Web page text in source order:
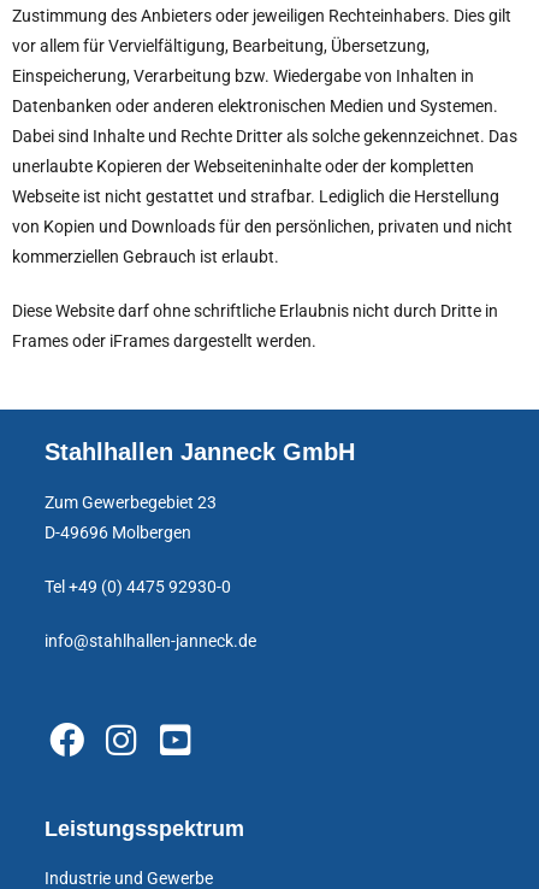
Zustimmung des Anbieters oder jeweiligen Rechteinhabers. Dies gilt
vor allem für Vervielfältigung, Bearbeitung, Übersetzung,
Einspeicherung, Verarbeitung bzw. Wiedergabe von Inhalten in
Datenbanken oder anderen elektronischen Medien und Systemen.
Dabei sind Inhalte und Rechte Dritter als solche gekennzeichnet. Das
unerlaubte Kopieren der Webseiteninhalte oder der kompletten
Webseite ist nicht gestattet und strafbar. Lediglich die Herstellung
von Kopien und Downloads für den persönlichen, privaten und nicht
kommerziellen Gebrauch ist erlaubt.
Diese Website darf ohne schriftliche Erlaubnis nicht durch Dritte in
Frames oder iFrames dargestellt werden.
Stahlhallen Janneck GmbH
Zum Gewerbegebiet 23
D-49696 Molbergen
Tel +49 (0) 4475 92930-0
info@stahlhallen-janneck.de
Leistungsspektrum
Industrie und Gewerbe